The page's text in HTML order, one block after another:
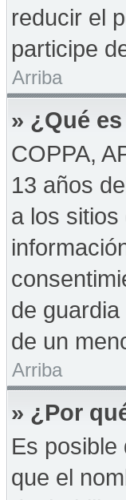
reducir el
participe
Arriba
» ¿Qué
COPPA,
13 años
a los
de
de un
Arriba
» ¿Por
Es posible
que el